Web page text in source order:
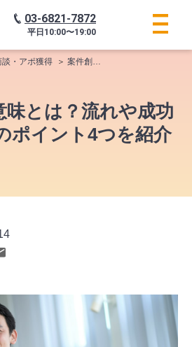
03-6821-7872
平日 10:00〜19:00
談・アポ獲得 案件創出の意味とは？流れや成功させるためのポイント4つを紹介
味とは？流れや成功
ポイント4つを紹介